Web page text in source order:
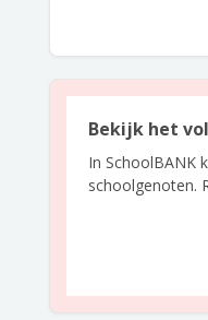
Bekijk het
In SchoolBANK
schoolgenoten.